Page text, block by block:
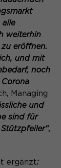
alle
weiterhin
eröffnen.
und mit
noch
Managing
und
sind für
,
ergänzt: